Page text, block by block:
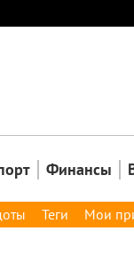
Финансы
Теги Мои